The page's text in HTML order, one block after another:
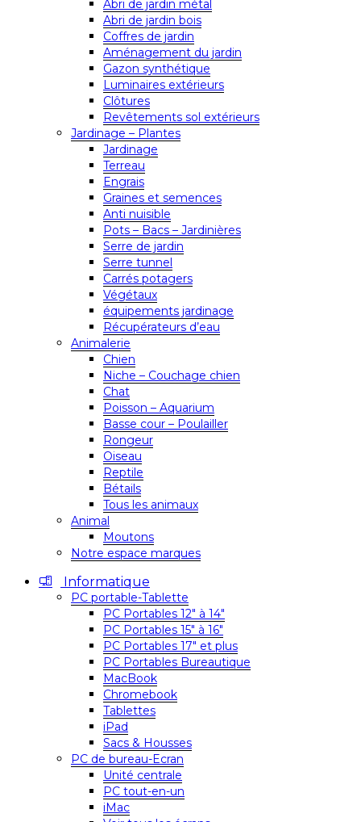
Abri de jardin métal
Abri de jardin bois
Coffres de jardin
Aménagement du jardin
Gazon synthétique
Luminaires extérieurs
Clôtures
Revêtements sol extérieurs
Jardinage – Plantes
Jardinage
Terreau
Engrais
Graines et semences
Anti nuisible
Pots – Bacs – Jardinières
Serre de jardin
Serre tunnel
Carrés potagers
Végétaux
équipements jardinage
Récupérateurs d’eau
Animalerie
Chien
Niche – Couchage chien
Chat
Poisson – Aquarium
Basse cour – Poulailler
Rongeur
Oiseau
Reptile
Bétails
Tous les animaux
Animal
Moutons
Notre espace marques
Informatique
PC portable-Tablette
PC Portables 12″ à 14″
PC Portables 15″ à 16″
PC Portables 17″ et plus
PC Portables Bureautique
MacBook
Chromebook
Tablettes
iPad
Sacs & Housses
PC de bureau-Ecran
Unité centrale
PC tout-en-un
iMac